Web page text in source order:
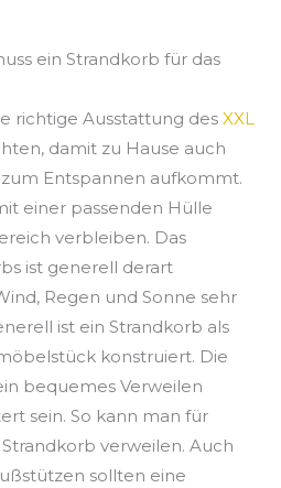
ein Strandkorb für das
richtige Ausstattung desXXL
damit zu Hause auch
zum Entspannen aufkommt.
einer passenden Hülle
verbleiben. Das
ist generell derart
Regen und Sonne sehr
ist ein Strandkorb als
konstruiert. Die
bequemes Verweilen
sein. So kann man für
verweilen. Auch
sollten eine